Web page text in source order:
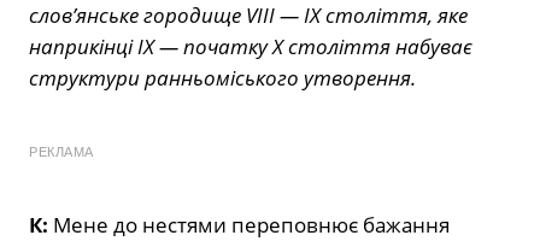
слов’янське городище VIII — IX століття, яке
наприкінці IX — початку X століття набуває
структури ранньоміського утворення.
РЕКЛАМА
К: Мене до нестями переповнює бажання